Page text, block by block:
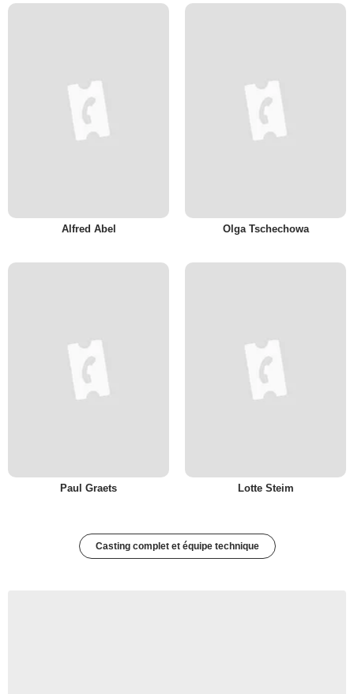
Alfred Abel Olga Tschechowa
Paul Graets Lotte Steim
Casting complet et équipe technique